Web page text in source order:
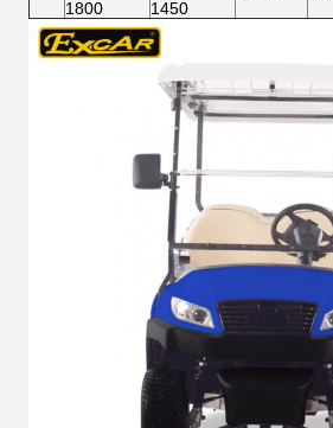
1800
1450